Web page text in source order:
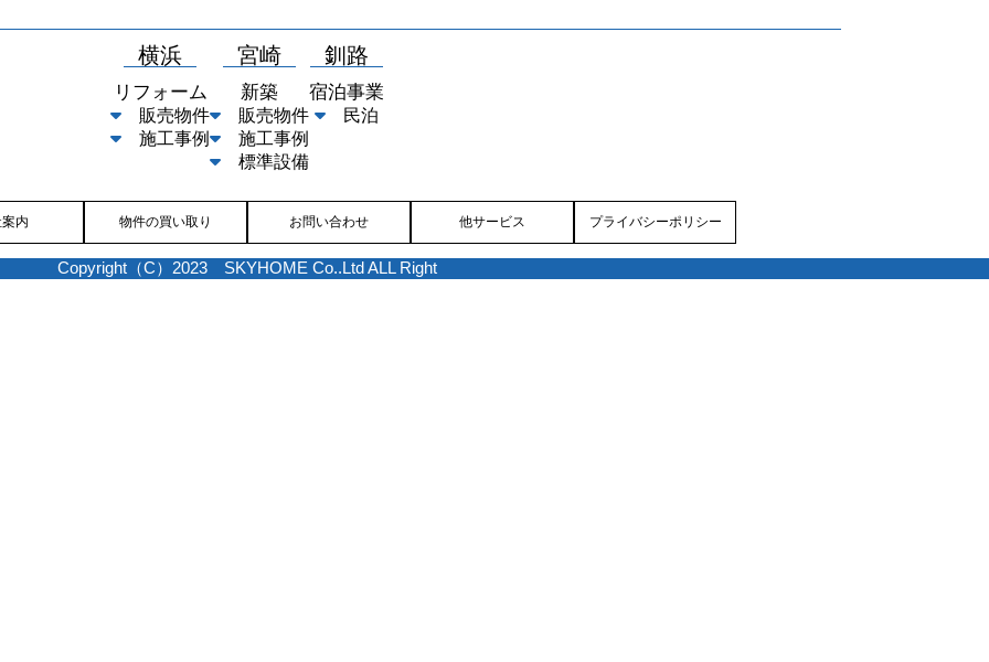
横浜
リフォーム
販売物件
施工事例
宮崎
新築
販売物件
施工事例
標準設備
釧路
宿泊事業
民泊
内 物件の買い取り お問い合わせ 他サービス プライバシーポリシー
Copyright（C）2023 SKYHOME Co..Ltd ALL Right